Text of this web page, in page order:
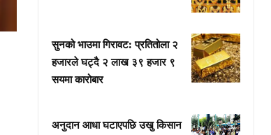
सुनको भाउमा गिरावट: प्रतितोला २
हजारले घट्दै २ लाख ३९ हजार ९
सयमा कारोबार
अनुदान आधा घटाएपछि उखु किसान